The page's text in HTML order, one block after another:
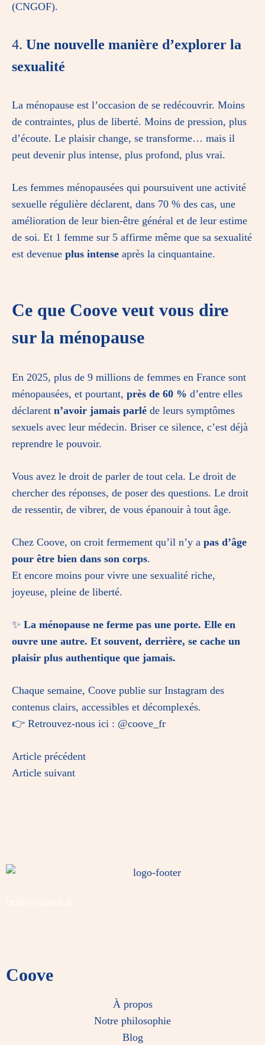
(CNGOF).
4. Une nouvelle manière d’explorer la
sexualité
La ménopause est l’occasion de se redécouvrir. Moins
de contraintes, plus de liberté. Moins de pression, plus
d’écoute. Le plaisir change, se transforme… mais il
peut devenir plus intense, plus profond, plus vrai.
Les femmes ménopausées qui poursuivent une activité
sexuelle régulière déclarent, dans 70 % des cas, une
amélioration de leur bien-être général et de leur estime
de soi. Et 1 femme sur 5 affirme même que sa sexualité
est devenue plus intense après la cinquantaine.
Ce que Coove veut vous dire
sur la ménopause
En 2025, plus de 9 millions de femmes en France sont
ménopausées, et pourtant, près de 60 % d’entre elles
déclarent n’avoir jamais parlé de leurs symptômes
sexuels avec leur médecin. Briser ce silence, c’est déjà
reprendre le pouvoir.
Vous avez le droit de parler de tout cela. Le droit de
chercher des réponses, de poser des questions. Le droit
de ressentir, de vibrer, de vous épanouir à tout âge.
Chez Coove, on croit fermement qu’il n’y a pas d’âge
pour être bien dans son corps.
Et encore moins pour vivre une sexualité riche,
joyeuse, pleine de liberté.
✨ La ménopause ne ferme pas une porte. Elle en
ouvre une autre. Et souvent, derrière, se cache un
plaisir plus authentique que jamais.
Chaque semaine, Coove publie sur Instagram des
contenus clairs, accessibles et décomplexés.
👉 Retrouvez-nous ici : @coove_fr
Article précédent
Article suivant
Coove
À propos
Notre philosophie
Blog